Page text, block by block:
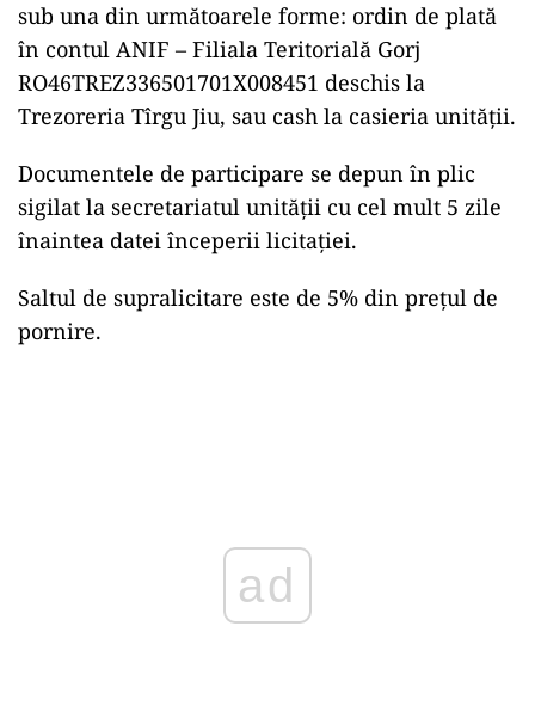
sub una din următoarele forme: ordin de plată
în contul ANIF – Filiala Teritorială Gorj
RO46TREZ336501701X008451 deschis la
Trezoreria Tîrgu Jiu, sau cash la casieria unităţii.
Documentele de participare se depun în plic
sigilat la secretariatul unităţii cu cel mult 5 zile
înaintea datei începerii licitaţiei.
Saltul de supralicitare este de 5% din preţul de
pornire.
ad